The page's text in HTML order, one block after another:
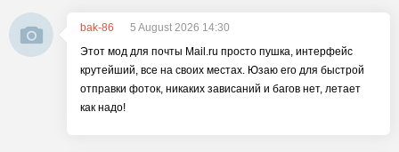
bak-86
5 August 2026 14:30
Этот мод для почты Mail.ru просто пушка, интерфейс
крутейший, все на своих местах. Юзаю его для быстрой
отправки фоток, никаких зависаний и багов нет, летает
как надо!